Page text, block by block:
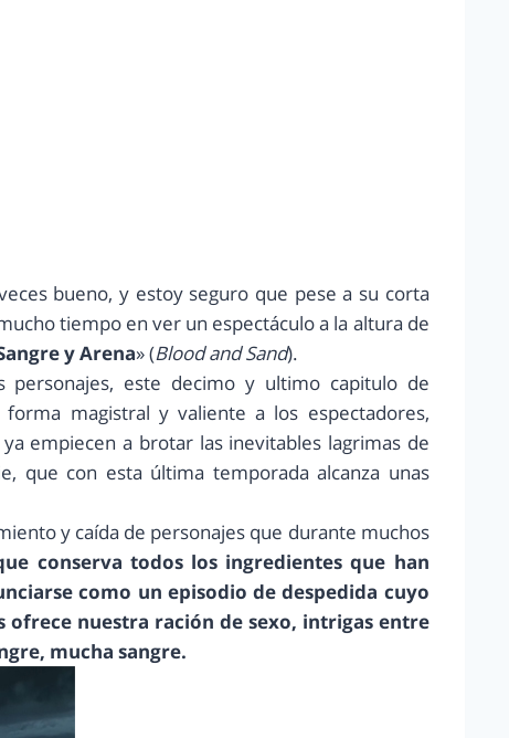
bueno, y estoy seguro que pese a su corta
tiempo en ver un espectáculo a la altura de
y Arena» (Blood and Sand).
este decimo y ultimo capitulo de
forma magistral y valiente a los espectadores,
empiecen a brotar las inevitables lagrimas de
que con esta última temporada alcanza unas
y caída de personajes que durante muchos
conserva todos los ingredientes que han
como un episodio de despedida cuyo
nuestra ración de sexo, intrigas entre
mucha sangre.